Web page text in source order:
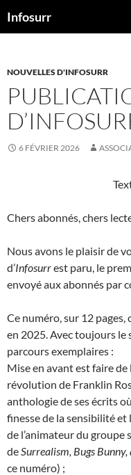
auInfosurr
NOUVELLES D'INFOSURR
6 FÉVRIER 2026
Chers abonnés, chers
Nous avons le plaisir de
d’Infosurrest paru, le
envoyé aux abonnés par
Ce numéro, sur 12 pages,
en 2025. Avec toujours le
parcours exemplaires :
Mise en avant est faire
révolution de Franklin
anthologie de ses écrits
finesse de la sensibilité et
de l’animateur du
deSurrealism, Bugs Bunny,
ce numéro) ;